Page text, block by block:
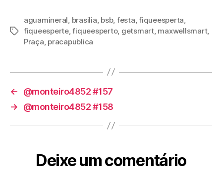
Tags
aguamineral, brasilia, bsb, festa,fiqueesperta,
fiqueesperte,fiqueesperto, getsmart, maxwellsmart,
Praça, pracapublica
←
@monteiro4852 #157
→
@monteiro4852 #158
Deixe um comentário